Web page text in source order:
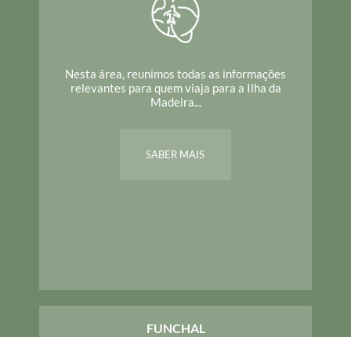
Nesta área, reunimos todas as informações
relevantes para quem viaja para a Ilha da
Madeira...
SABER MAIS
FUNCHAL